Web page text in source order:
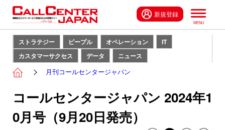
新規登録
ストラテジー ピープル オペレーション
IT
カスタマーサクセス
データ ニュース
月刊コールセンタージャパン
コールセンタージャパン 2024年1
0月号（9月20日発売）